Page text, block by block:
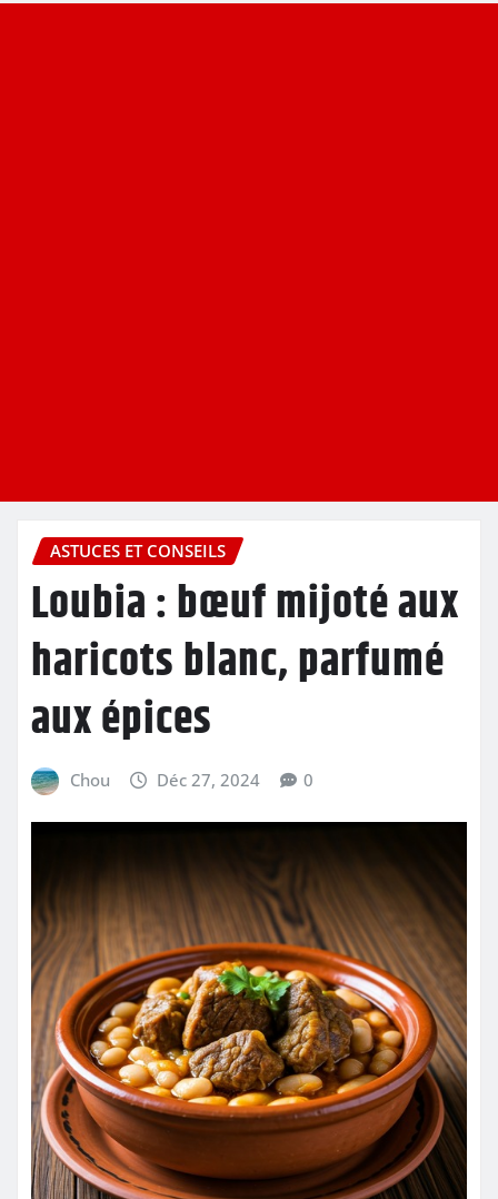
ASTUCES ET CONSEILS
Loubia : bœuf mijoté aux
haricots blanc, parfumé
aux épices
Chou Déc 27, 2024 0